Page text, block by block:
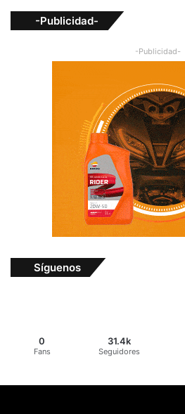
-Publicidad-
-Publicidad-
Síguenos
0
Fans
31.4k
Seguidores